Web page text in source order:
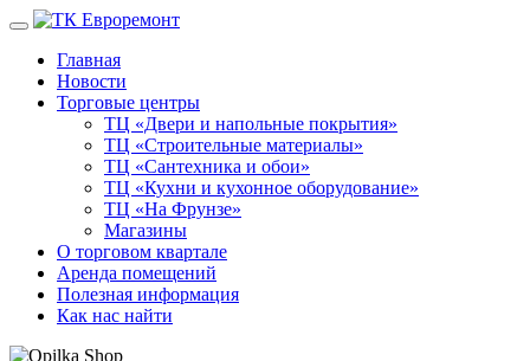
Главная
Новости
Торговые центры
ТЦ «Двери и напольные покрытия»
ТЦ «Строительные материалы»
ТЦ «Сантехника и обои»
ТЦ «Кухни и кухонное оборудование»
ТЦ «На Фрунзе»
Магазины
О торговом квартале
Аренда помещений
Полезная информация
Как нас найти